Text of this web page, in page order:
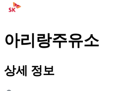
아리랑주유소
상세 정보